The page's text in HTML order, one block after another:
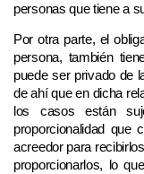
personas que tiene a
Por otra parte, el
persona, también
puede ser privado de
de ahí que en dicha
los casos están
proporcionalidad que
acreedor para
proporcionarlos, lo